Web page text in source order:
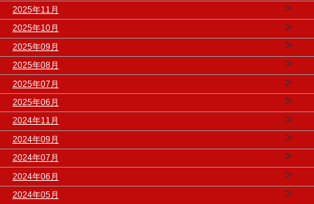
2025年11月 >
2025年10月 >
2025年09月 >
2025年08月 >
2025年07月 >
2025年06月 >
2024年11月 >
2024年09月 >
2024年07月 >
2024年06月 >
2024年05月 >